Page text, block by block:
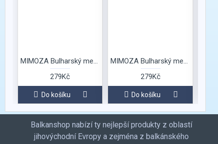
MIMOZA Bulharský med Bylinkový
279Kč
Do košíku
MIMOZA Bulharský med Červencová kytice
279Kč
Do košíku
Balkanshop nabízí ty nejlepší produkty z oblastí
jihovýchodní Evropy a zejména z balkánského